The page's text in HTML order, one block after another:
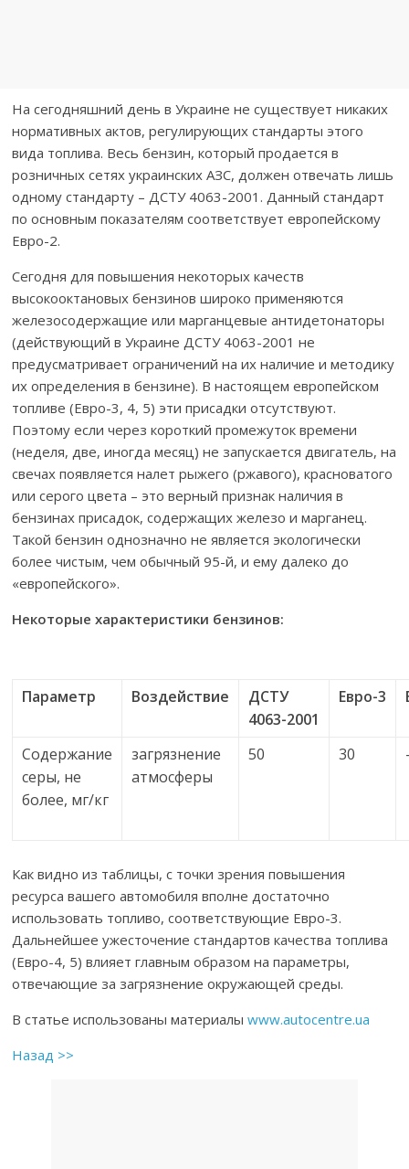
На сегодняшний день в Украине не существует никаких
нормативных актов, регулирующих стандарты этого
вида топлива. Весь бензин, который продается в
розничных сетях украинских АЗС, должен отвечать лишь
одному стандарту – ДСТУ 4063-2001. Данный стандарт
по основным показателям соответствует европейскому
Евро-2.
Сегодня для повышения некоторых качеств
высокооктановых бензинов широко применяются
железосодержащие или марганцевые антидетонаторы
(действующий в Украине ДСТУ 4063-2001 не
предусматривает ограничений на их наличие и методику
их определения в бензине). В настоящем европейском
топливе (Евро-3, 4, 5) эти присадки отсутствуют.
Поэтому если через короткий промежуток времени
(неделя, две, иногда месяц) не запускается двигатель, на
свечах появляется налет рыжего (ржавого), красноватого
или серого цвета – это верный признак наличия в
бензинах присадок, содержащих железо и марганец.
Такой бензин однозначно не является экологически
более чистым, чем обычный 95-й, и ему далеко до
«европейского».
Некоторые характеристики бензинов:
Параметр Воздействие
ДСТУ
4063-2001
Евро-3
Содержание
серы, не
более, мг/кг
загрязнение
атмосферы
50 30
Как видно из таблицы, с точки зрения повышения
ресурса вашего автомобиля вполне достаточно
использовать топливо, соответствующие Евро-3.
Дальнейшее ужесточение стандартов качества топлива
(Евро-4, 5) влияет главным образом на параметры,
отвечающие за загрязнение окружающей среды.
В статье использованы материалыwww.autocentre.ua
Назад >>